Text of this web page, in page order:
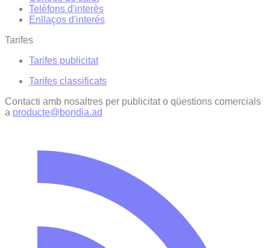
Telèfons d'interès
Enllaços d'interés
Tarifes
Tarifes publicitat
Tarifes classificats
Contacti amb nosaltres per publicitat o qüestions comercials
a producte@bondia.ad